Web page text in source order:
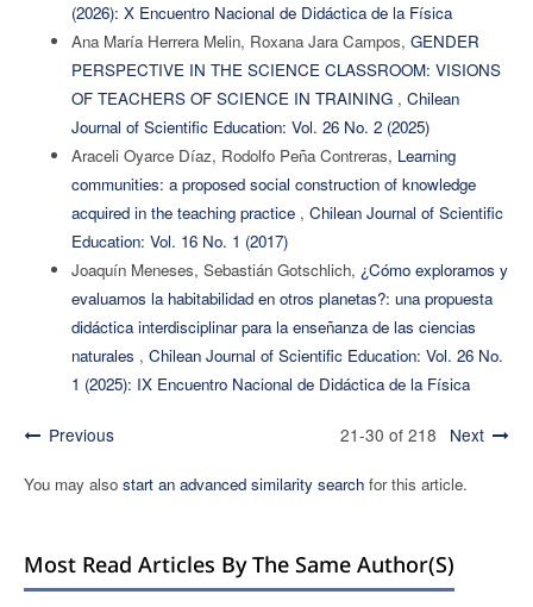
(2026): X Encuentro Nacional de Didáctica de la Física
Ana María Herrera Melin, Roxana Jara Campos, GENDER
PERSPECTIVE IN THE SCIENCE CLASSROOM: VISIONS
OF TEACHERS OF SCIENCE IN TRAINING , Chilean
Journal of Scientific Education: Vol. 26 No. 2 (2025)
Araceli Oyarce Díaz, Rodolfo Peña Contreras, Learning
communities: a proposed social construction of knowledge
acquired in the teaching practice , Chilean Journal of Scientific
Education: Vol. 16 No. 1 (2017)
Joaquín Meneses, Sebastián Gotschlich, ¿Cómo exploramos y
evaluamos la habitabilidad en otros planetas?: una propuesta
didáctica interdisciplinar para la enseñanza de las ciencias
naturales , Chilean Journal of Scientific Education: Vol. 26 No.
1 (2025): IX Encuentro Nacional de Didáctica de la Física
Previous 21-30 of 218 Next
You may also start an advanced similarity searchfor this article.
Most Read Articles By The Same Author(s)